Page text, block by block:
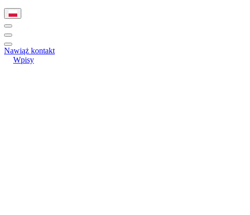
Nawiąż kontakt
Wpisy